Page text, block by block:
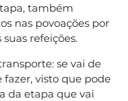
também
nas povoações por
refeições.
se vai de
visto que pode
da etapa que vai